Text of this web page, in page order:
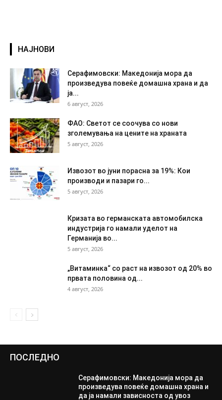
НАЈНОВИ
Серафимовски: Македонија мора да
произведува повеќе домашна храна и да
ја...
6 август, 2026
ФАО: Светот се соочува со нови
зголемувања на цените на храната
5 август, 2026
Извозот во јуни порасна за 19%: Кои
производи и пазари го...
5 август, 2026
Кризата во германската автомобилска
индустрија го намали уделот на
Германија во...
5 август, 2026
„Витаминка“ со раст на извозот од 20% во
првата половина од...
4 август, 2026
ПОСЛЕДНО
Серафимовски: Македонија мора да
произведува повеќе домашна храна и
да ја намали зависноста од увоз